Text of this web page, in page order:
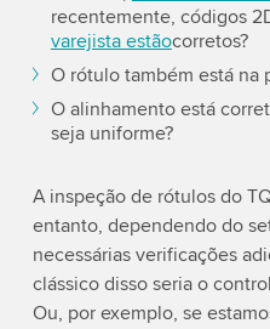
recentemente, códigos
varejista estãocorretos?
O rótulo também está na
O alinhamento está
seja uniforme?
A inspeção de rótulos do
entanto, dependendo do
necessárias verificações
clássico disso seria o
Ou, por exemplo, se